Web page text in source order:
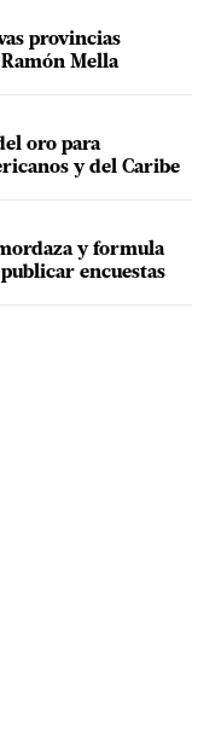
provincias
Mella
oro para
y del Caribe
y formula
encuestas